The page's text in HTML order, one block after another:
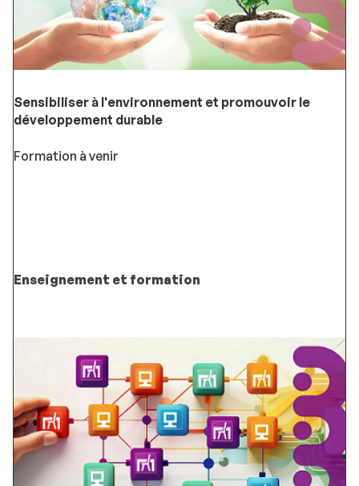
Sensibiliser à l'environnement et promouvoir le
développement durable
Formation à venir
Enseignement et formation